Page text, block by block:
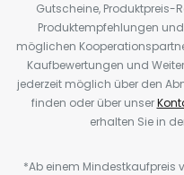
Gutscheine, Produktpreis-
Produktempfehlungen
möglichen
Kaufbewertungen und
jederzeit möglich über den
finden oder über unser
erhalten Sie in
*Ab einem Mindestkaufpreis